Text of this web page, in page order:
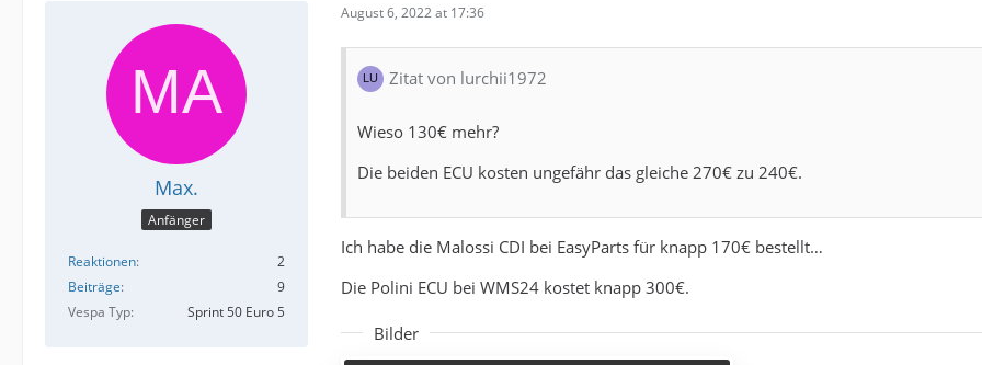
Max.
Anfänger
Reaktionen
2
Beiträge
9
Vespa Typ
Sprint 50 Euro 5
August 6, 2022 at 17:36
Zitat von lurchii1972
Wieso 130€ mehr?
Die beiden ECU kosten ungefähr das gleiche 270€ zu 240€.
Ich habe die Malossi CDI bei EasyParts für knapp 170€ bestellt…
Die Polini ECU bei WMS24 kostet knapp 300€.
Bilder